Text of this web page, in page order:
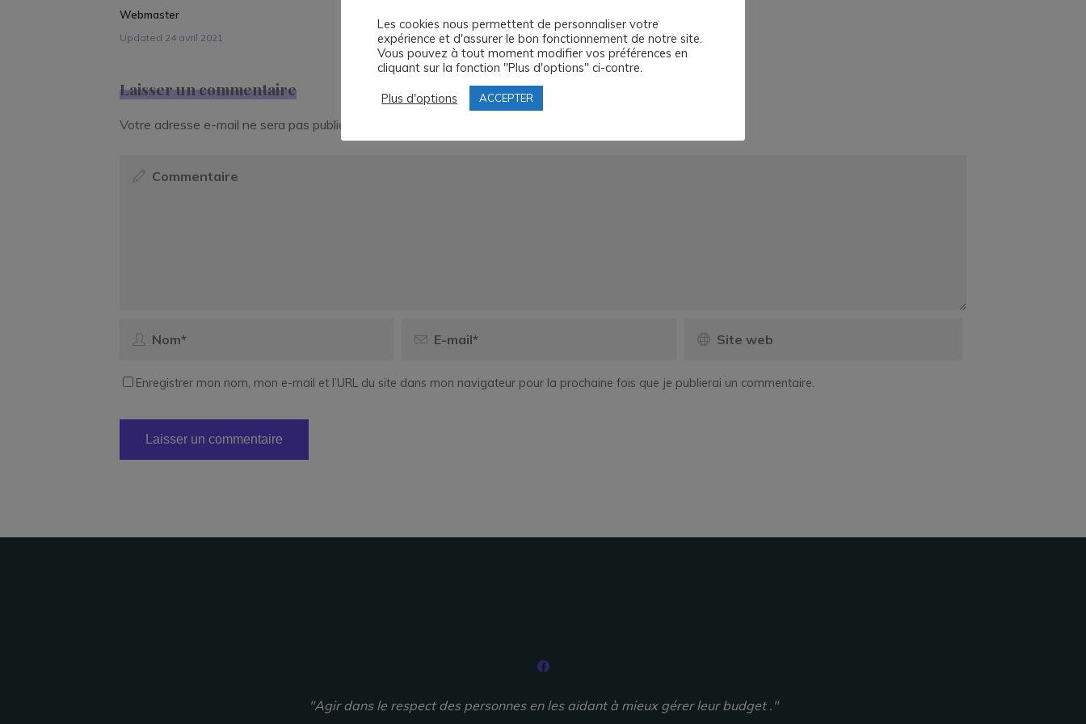
Webmaster
Updated 24 avril 2021
Laisser un commentaire
Votre adresse e-mail ne sera pas publiée.
Enregistrer mon nom, mon e-mail et l’URL du site dans mon navigateur pour la prochaine fois que je publierai un commentaire.
"Agir dans le respect des personnes en les aidant à mieux gérer leur budget ."
Les cookies nous permettent de personnaliser votre
expérience et d'assurer le bon fonctionnement de notre site.
Vous pouvez à tout moment modifier vos préférences en
cliquant sur la fonction "Plus d'options" ci-contre.
Plus d'options
ACCEPTER